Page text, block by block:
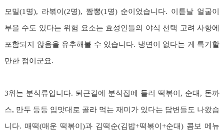
모밀(1명), 라볶이(2명), 짬뽕(1명) 순이었습니다. 이튿날 얼굴이
부을 수도 있다는 위험 요소는 효성인들의 야식 선택 고려 사항에
포함되지 않음을 유추해볼 수 있습니다. 냉면이 없다는 게 특기할
만한 점이군요.
3위는 분식류입니다. 퇴근길에 분식집에 들러 떡볶이, 순대, 돈까
스, 만두 등등 입맛대로 골라 먹는 재미가 있다는 답변들도 나왔습
니다. 매떡(매운 떡볶이)과 김떡순(김밥+떡볶이+순대) 콤보 메뉴